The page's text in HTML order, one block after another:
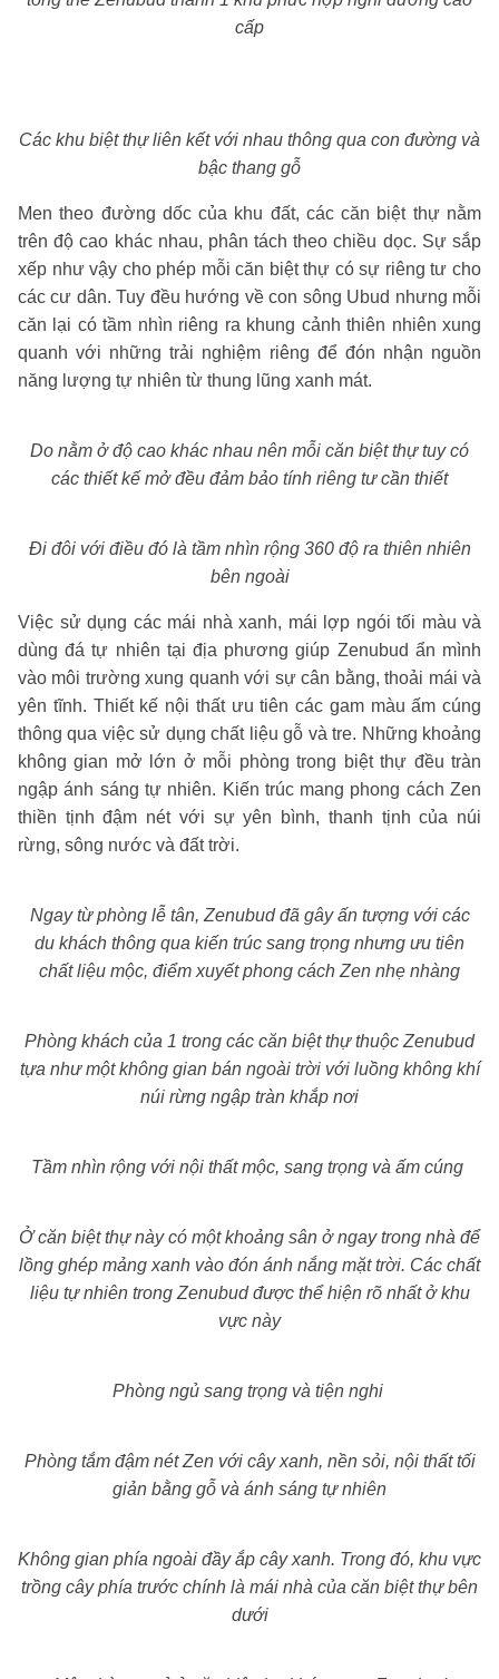
cấp
Các khu biệt thự liên kết với nhau thông qua con đường và
bậc thang gỗ
Men theo đường dốc của khu đất, các căn biệt thự nằm
trên độ cao khác nhau, phân tách theo chiều dọc. Sự sắp
xếp như vậy cho phép mỗi căn biệt thự có sự riêng tư cho
các cư dân. Tuy đều hướng về con sông Ubud nhưng mỗi
căn lại có tầm nhìn riêng ra khung cảnh thiên nhiên xung
quanh với những trải nghiệm riêng để đón nhận nguồn
năng lượng tự nhiên từ thung lũng xanh mát.
Do nằm ở độ cao khác nhau nên mỗi căn biệt thự tuy có
các thiết kế mở đều đảm bảo tính riêng tư cần thiết
Đi đôi với điều đó là tầm nhìn rộng 360 độ ra thiên nhiên
bên ngoài
Việc sử dụng các mái nhà xanh, mái lợp ngói tối màu và
dùng đá tự nhiên tại địa phương giúp Zenubud ẩn mình
vào môi trường xung quanh với sự cân bằng, thoải mái và
yên tĩnh. Thiết kế nội thất ưu tiên các gam màu ấm cúng
thông qua việc sử dụng chất liệu gỗ và tre. Những khoảng
không gian mở lớn ở mỗi phòng trong biệt thự đều tràn
ngập ánh sáng tự nhiên. Kiến trúc mang phong cách Zen
thiền tịnh đậm nét với sự yên bình, thanh tịnh của núi
rừng, sông nước và đất trời.
Ngay từ phòng lễ tân, Zenubud đã gây ấn tượng với các
du khách thông qua kiến trúc sang trọng nhưng ưu tiên
chất liệu mộc, điểm xuyết phong cách Zen nhẹ nhàng
Phòng khách của 1 trong các căn biệt thự thuộc Zenubud
tựa như một không gian bán ngoài trời với luồng không khí
núi rừng ngập tràn khắp nơi
Tầm nhìn rộng với nội thất mộc, sang trọng và ấm cúng
Ở căn biệt thự này có một khoảng sân ở ngay trong nhà để
lồng ghép mảng xanh vào đón ánh nắng mặt trời. Các chất
liệu tự nhiên trong Zenubud được thể hiện rõ nhất ở khu
vực này
Phòng ngủ sang trọng và tiện nghi
Phòng tắm đậm nét Zen với cây xanh, nền sỏi, nội thất tối
giản bằng gỗ và ánh sáng tự nhiên
Không gian phía ngoài đầy ắp cây xanh. Trong đó, khu vực
trồng cây phía trước chính là mái nhà của căn biệt thự bên
dưới